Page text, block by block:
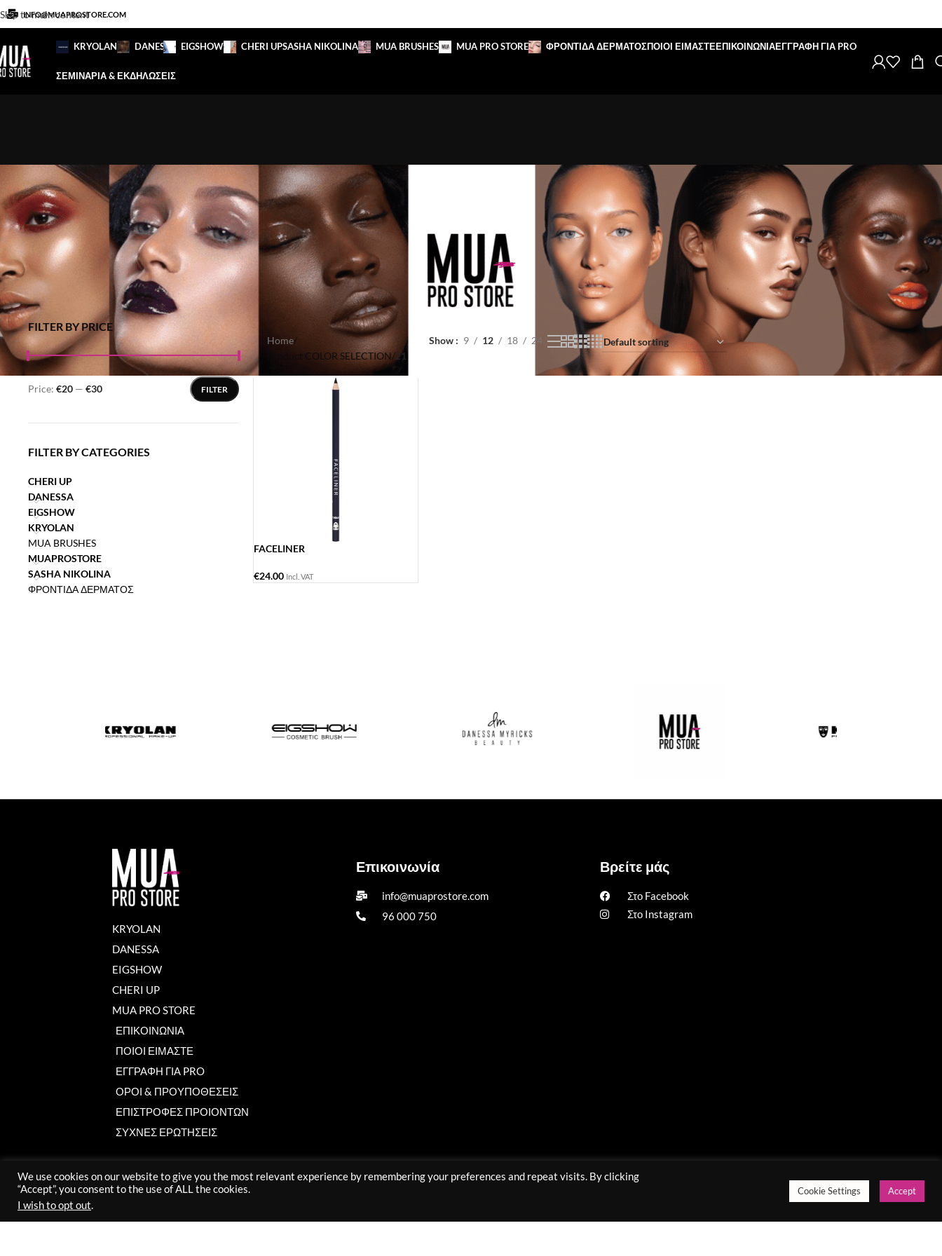
Skip to main content
INFO@MUAPROSTORE.COM
KRYOLAN DANESSA EIGSHOW CHERI UPSASHA NIKOLINA MUA BRUSHES MUA PRO STORE ΦΡΟΝΤΙΔΑ ΔΕΡΜΑΤΟΣΠΟΙΟΙ ΕΙΜΑΣΤΕΕΠΙΚΟΙΝΩΝΙΑΕΓΓΡΑΦΗ ΓΙΑ PRO
ΣΕΜΙΝΑΡΙΑ & ΕΚΔΗΛΩΣΕΙΣ
FILTER BY PRICE
FILTER
Price: €20 — €30
FILTER BY CATEGORIES
CHERI UP
DANESSA
EIGSHOW
KRYOLAN
MUA BRUSHES
MUAPROSTORE
SASHA NIKOLINA
ΦΡΟΝΤΙΔΑ ΔΕΡΜΑΤΟΣ
Home/
Product COLOR SELECTION/21
Show 9 12 18 24
FACELINER
€24.00 Incl. VAT
KRYOLAN
DANESSA
EIGSHOW
CHERI UP
MUA PRO STORE
ΕΠΙΚΟΙΝΩΝΙΑ
ΠΟΙΟΙ ΕΙΜΑΣΤΕ
ΕΓΓΡΑΦΗ ΓΙΑ PRO
ΟΡΟΙ & ΠΡΟΥΠΟΘΕΣΕΙΣ
ΕΠΙΣΤΡΟΦΕΣ ΠΡΟΙΟΝΤΩΝ
ΣΥΧΝΕΣ ΕΡΩΤΗΣΕΙΣ
Επικοινωνία
info@muaprostore.com
96 000 750
Βρείτε μάς
Στο Facebook
Στο Instagram
Υποστηρίζουμε Πληρωμές με:
We use cookies on our website to give you the most relevant experience by remembering your preferences and repeat visits. By clicking
“Accept”, you consent to the use of ALL the cookies.
I wish to opt out.
Cookie Settings Accept